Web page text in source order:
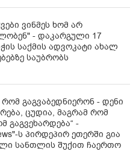
და ისე წამოვედი,
არ შეიძლება
მიმართ" - ამბობს
ვინმეს ხომ არ
- დაკარგული 17
საქმის ადვოკატი ახალ
საუბრობს
გაგვაბედნიერონ - დენი
ცუდია, მაგრამ რომ
გაგვეხარდება“ -
ს პირდეპირ ეთერში გია
სანთლის შუქით ჩაერთო